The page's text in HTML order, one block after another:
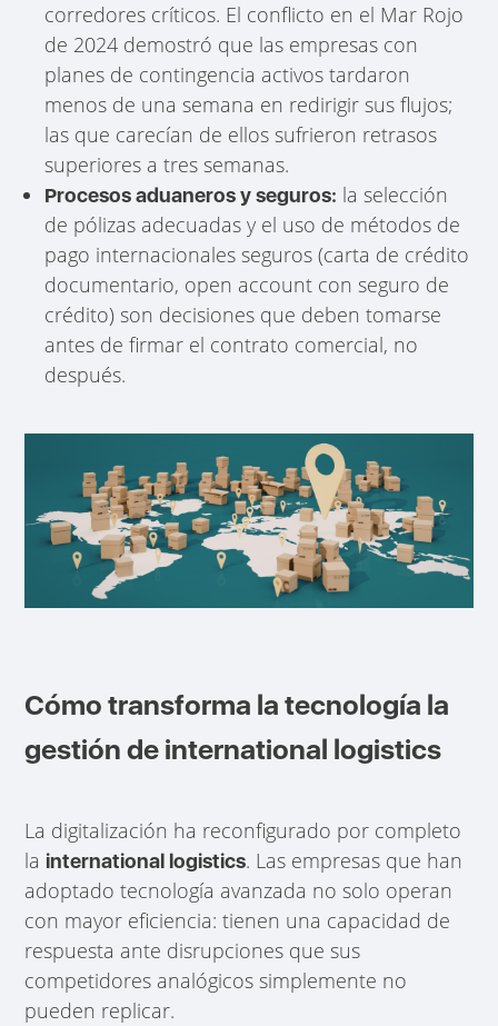
corredores críticos. El conflicto en el Mar Rojo
de 2024 demostró que las empresas con
planes de contingencia activos tardaron
menos de una semana en redirigir sus flujos;
las que carecían de ellos sufrieron retrasos
superiores a tres semanas.
Procesos aduaneros y seguros: la selección
de pólizas adecuadas y el uso de métodos de
pago internacionales seguros (carta de crédito
documentario, open account con seguro de
crédito) son decisiones que deben tomarse
antes de firmar el contrato comercial, no
después.
Cómo transforma la tecnología la
gestión de international logistics
La digitalización ha reconfigurado por completo
la international logistics. Las empresas que han
adoptado tecnología avanzada no solo operan
con mayor eficiencia: tienen una capacidad de
respuesta ante disrupciones que sus
competidores analógicos simplemente no
pueden replicar.